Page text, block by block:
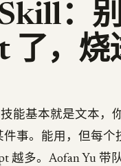
：
了，烧
能基本就是文本，
事。能用，但每个
越多。Aofan Yu 带